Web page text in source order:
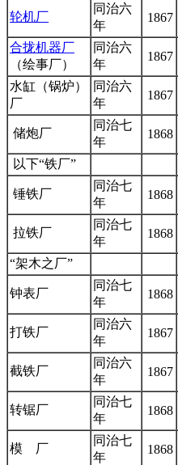
轮机厂
同治六
年
1867
合拢机器厂
（绘事厂）
同治六
年
1867
水缸（锅炉）
厂
同治六
年
1867
储炮厂
同治七
年
1868
以下“铁厂”
锤铁厂
同治七
年
1868
拉铁厂
同治七
年
1868
“架木之厂”
钟表厂
同治七
年
1868
打铁厂
同治六
年
1867
截铁厂
同治六
年
1867
转锯厂
同治七
年
1868
模 厂
同治七
年
1868